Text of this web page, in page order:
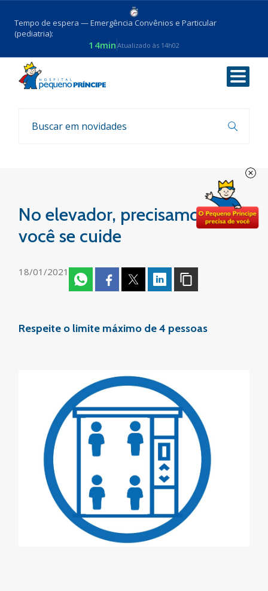
Tempo de espera — Emergência Convênios e Particular
(pediatria):
14min Atualizado às 14h02
Voltar
Coronavirus
No elevador, precisamos que
você se cuide
18/01/2021
Respeite o limite máximo de 4 pessoas